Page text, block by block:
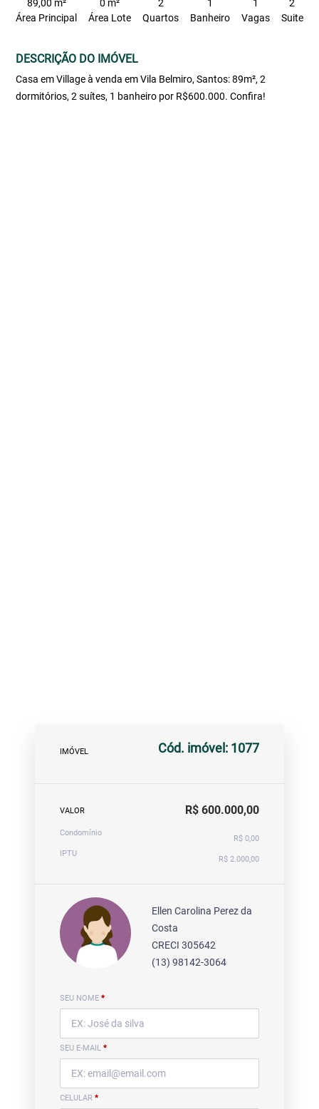
89,00 m²
Área Principal
0 m²
Área Lote
2
Quartos
1
Banheiro
1
Vagas
2
Suite
DESCRIÇÃO DO IMÓVEL
Casa em Village à venda em Vila Belmiro, Santos: 89m², 2
dormitórios, 2 suítes, 1 banheiro por R$600.000. Confira!
IMÓVEL Cód. imóvel: 1077
VALOR R$ 600.000,00
Condomínio
R$ 0,00
IPTU
R$ 2.000,00
Ellen Carolina Perez da
Costa
CRECI 305642
(13) 98142-3064
SEU NOME *
SEU E-MAIL *
CELULAR *